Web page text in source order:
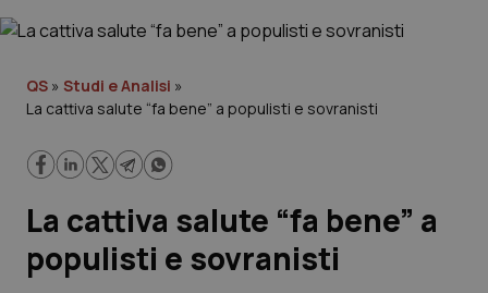
Cronache
Lavoro e Professioni
QS » Studi e Analisi »
La cattiva salute “fa bene” a populisti e sovranisti
La cattiva salute “fa bene” a
populisti e sovranisti